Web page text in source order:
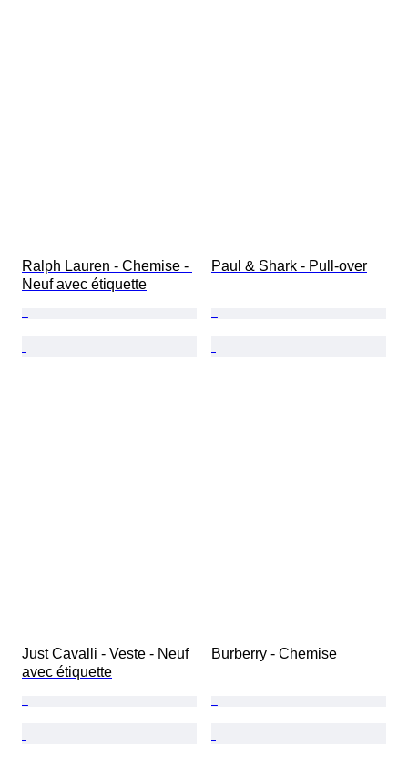
Ralph Lauren - Chemise -
Neuf avec étiquette
Paul & Shark - Pull-over
Just Cavalli - Veste - Neuf
avec étiquette
Burberry - Chemise